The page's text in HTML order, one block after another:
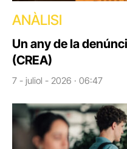
ANÀLISI
Un any de la
(CREA)
7 - juliol - 2026 · 06:47